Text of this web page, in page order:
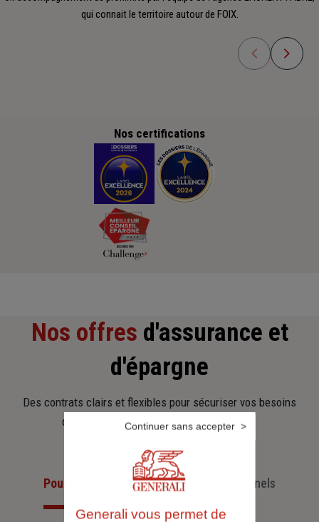
qui connait le territoire autour de FOIX.
Nos certifications
Nos offres d'assurance et
d'épargne
Des contrats clairs et flexibles pour sécuriser vos besoins
d’aujourd’hui et anticiper ceux de demain.
Pour les particuliersPour les professionnels
Generali vous permet de
Continuer sans accepter